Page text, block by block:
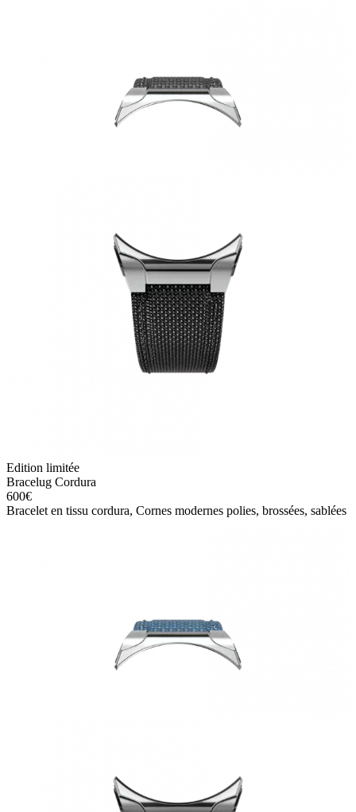
Edition limitée
Bracelug Cordura
600€
Bracelet en tissu cordura, Cornes modernes polies, brossées, sablées